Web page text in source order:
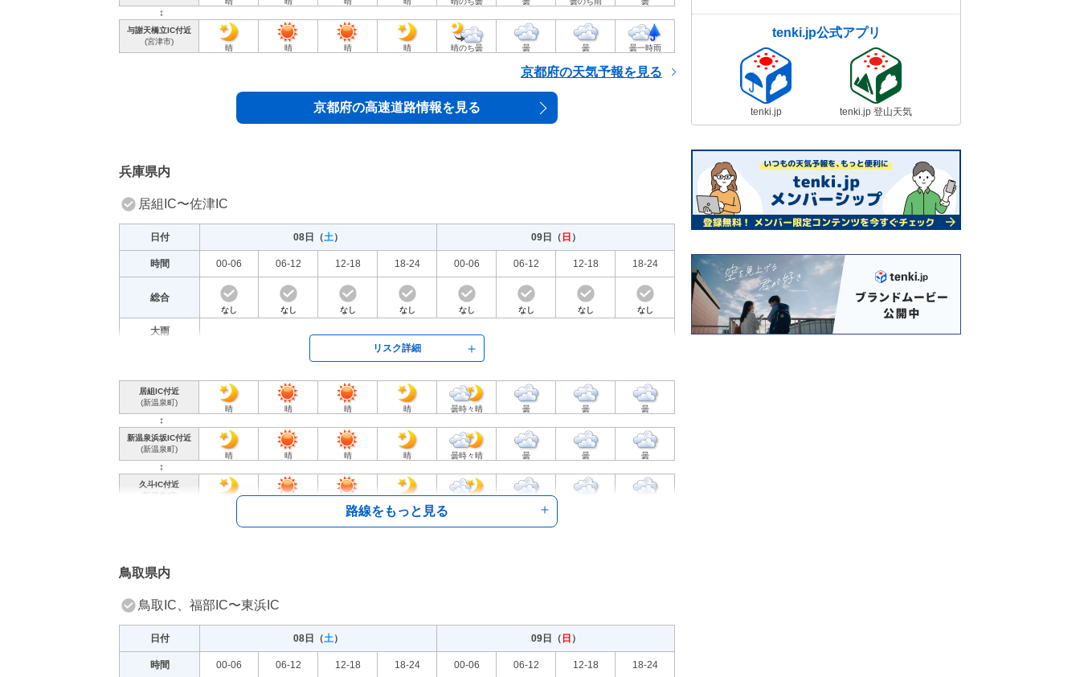
風雪
高波
↕︎
与謝天橋立IC付近
(宮津市)
晴 晴 晴 晴 晴のち曇 曇 曇 曇一時雨
京都府の天気予報を見る
京都府の高速道路情報を見る
兵庫県内
居組IC〜佐津IC
リスク詳細
日付 08日（土） 09日（ 日 ）
時間 00-06 06-12 12-18 18-24 00-06 06-12 12-18 18-24
総合
なし なし なし なし なし なし なし なし
大雨
強風
風雪
高波
路線をもっと見る
居組IC付近
(新温泉町)
晴 晴 晴 晴 曇時々晴 曇 曇 曇
↕︎
新温泉浜坂IC付近
(新温泉町)
晴 晴 晴 晴 曇時々晴 曇 曇 曇
↕︎
久斗IC付近
(新温泉町)
香住IC付近
↕︎
佐津IC付近
(香美町)
兵庫県の天気予報を見る
鳥取県内
鳥取IC、福部IC〜東浜IC
日付 08日（土） 09日（ 日 ）
時間 00-06 06-12 12-18 18-24 00-06 06-12 12-18 18-24
tenki.jp公式アプリ
tenki.jp tenki.jp 登山天気